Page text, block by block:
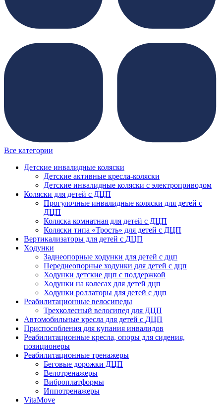
Все категории
Детские инвалидные коляски
Детские активные кресла-коляски
Детские инвалидные коляски с электроприводом
Коляски для детей с ДЦП
Прогулочные инвалидные коляски для детей с
ДЦП
Коляска комнатная для детей с ДЦП
Коляски типа «Трость» для детей с ДЦП
Вертикализаторы для детей с ДЦП
Ходунки
Заднеопорные ходунки для детей с дцп
Переднеопорные ходунки для детей с дцп
Ходунки детские дцп с поддержкой
Ходунки на колесах для детей дцп
Ходунки роллаторы для детей с дцп
Реабилитационные велосипеды
Трехколесный велосипед для ДЦП
Автомобильные кресла для детей с ДЦП
Приспособления для купания инвалидов
Реабилитационные кресла, опоры для сидения,
позиционеры
Реабилитационные тренажеры
Беговые дорожки ДЦП
Велотренажеры
Виброплатформы
Иппотренажеры
VitaMove